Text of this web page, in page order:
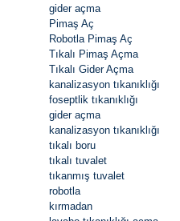
gider açma
Pimaş Aç
Robotla Pimaş Aç
Tıkalı Pimaş Açma
Tıkalı Gider Açma
kanalizasyon tıkanıklığı
foseptlik tıkanıklığı
gider açma
kanalizasyon tıkanıklığı
tıkalı boru
tıkalı tuvalet
tıkanmış tuvalet
robotla
kırmadan